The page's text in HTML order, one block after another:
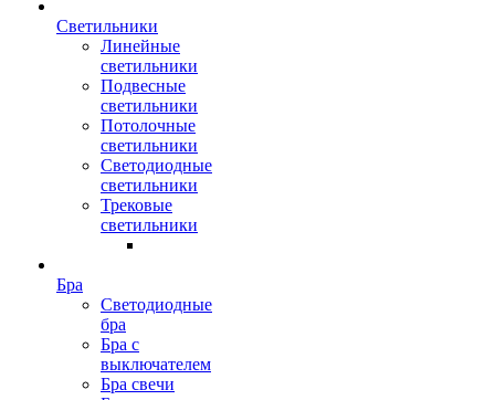
Светильники
Линейные
светильники
Подвесные
светильники
Потолочные
светильники
Светодиодные
светильники
Трековые
светильники
Бра
Светодиодные
бра
Бра с
выключателем
Бра свечи